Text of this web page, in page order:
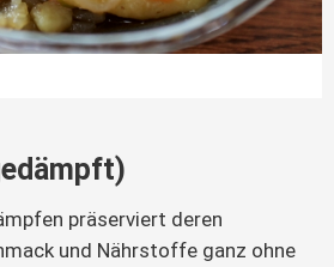
präserviert deren
und Nährstoffe ganz ohne